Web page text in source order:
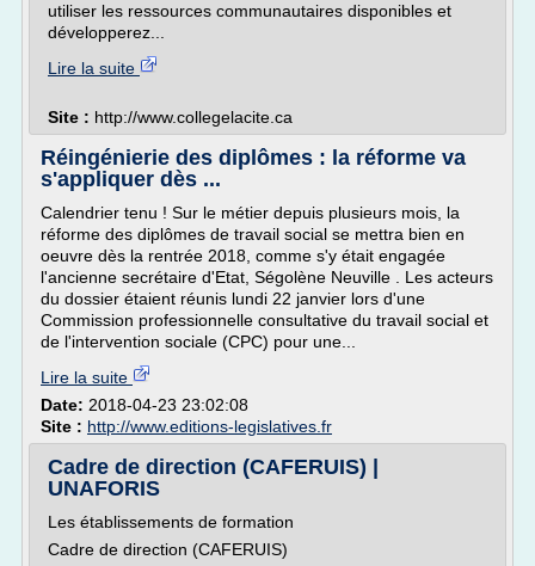
utiliser les ressources communautaires disponibles et
développerez...
Lire la suite
Site : http://www.collegelacite.ca
Réingénierie des diplômes : la réforme va
s'appliquer dès ...
Calendrier tenu ! Sur le métier depuis plusieurs mois, la
réforme des diplômes de travail social se mettra bien en
oeuvre dès la rentrée 2018, comme s'y était engagée
l'ancienne secrétaire d'Etat, Ségolène Neuville . Les acteurs
du dossier étaient réunis lundi 22 janvier lors d'une
Commission professionnelle consultative du travail social et
de l'intervention sociale (CPC) pour une...
Lire la suite
Date: 2018-04-23 23:02:08
Site : http://www.editions-legislatives.fr
Cadre de direction (CAFERUIS) |
UNAFORIS
Les établissements de formation
Cadre de direction (CAFERUIS)